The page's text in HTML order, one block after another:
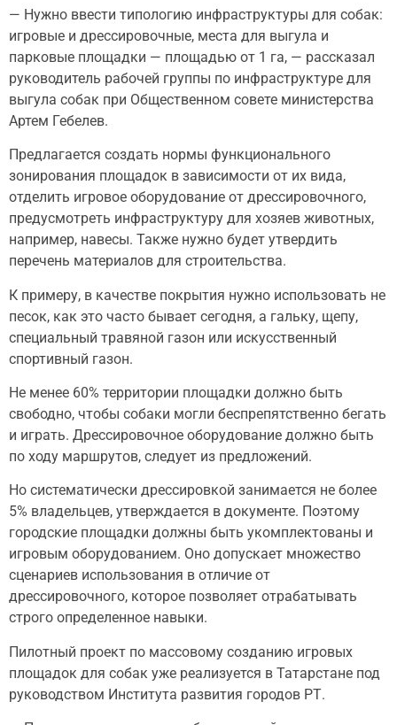
— Нужно ввести типологию инфраструктуры для собак:
игровые и дрессировочные, места для выгула и
парковые площадки — площадью от 1 га, — рассказал
руководитель рабочей группы по инфраструктуре для
выгула собак при Общественном совете министерства
Артем Гебелев.
Предлагается создать нормы функционального
зонирования площадок в зависимости от их вида,
отделить игровое оборудование от дрессировочного,
предусмотреть инфраструктуру для хозяев животных,
например, навесы. Также нужно будет утвердить
перечень материалов для строительства.
К примеру, в качестве покрытия нужно использовать не
песок, как это часто бывает сегодня, а гальку, щепу,
специальный травяной газон или искусственный
спортивный газон.
Не менее 60% территории площадки должно быть
свободно, чтобы собаки могли беспрепятственно бегать
и играть. Дрессировочное оборудование должно быть
по ходу маршрутов, следует из предложений.
Но систематически дрессировкой занимается не более
5% владельцев, утверждается в документе. Поэтому
городские площадки должны быть укомплектованы и
игровым оборудованием. Оно допускает множество
сценариев использования в отличие от
дрессировочного, которое позволяет отрабатывать
строго определенное навыки.
Пилотный проект по массовому созданию игровых
площадок для собак уже реализуется в Татарстане под
руководством Института развития городов РТ.